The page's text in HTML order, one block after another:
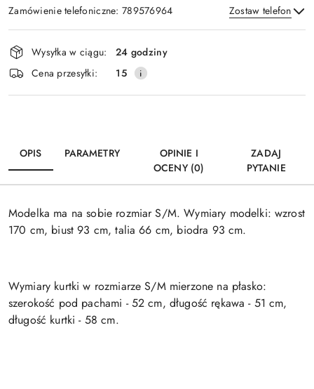
Zamówienie telefoniczne: 789576964 Zostaw telefon
Wyślij
Dostępność
i
dostawa
Wysyłka w ciągu:
24 godziny
Cena przesyłki:
15
OPIS PARAMETRY
OPINIE I
OCENY (0)
ZADAJ
PYTANIE
Modelka ma na sobie rozmiar S/M. Wymiary modelki: wzrost
170 cm, biust 93 cm, talia 66 cm, biodra 93 cm.
Wymiary kurtki w rozmiarze S/M mierzone na płasko:
szerokość pod pachami - 52 cm, długość rękawa - 51 cm,
długość kurtki - 58 cm.